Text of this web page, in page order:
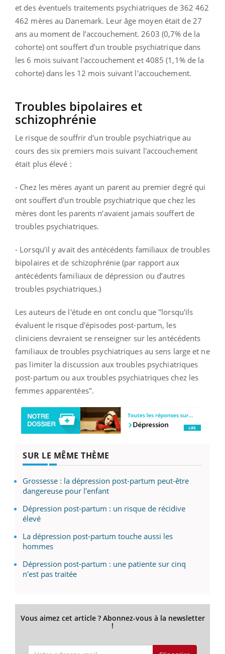
et des éventuels traitements psychiatriques de 362 462
462 mères au Danemark. Leur âge moyen était de 27
ans au moment de l’accouchement. 2603 (0,7% de la
cohorte) ont souffert d'un trouble psychiatrique dans
les 6 mois suivant l'accouchement et 4085 (1,1% de la
cohorte) dans les 12 mois suivant l'accouchement.
Troubles bipolaires et
schizophrénie
Le risque de souffrir d'un trouble psychiatrique au
cours des six premiers mois suivant l'accouchement
était plus élevé :
- Chez les mères ayant un parent au premier degré qui
ont souffert d'un trouble psychiatrique que chez les
mères dont les parents n’avaient jamais souffert de
troubles psychiatriques.
- Lorsqu’il y avait des antécédents familiaux de troubles
bipolaires et de schizophrénie (par rapport aux
antécédents familiaux de dépression ou d’autres
troubles psychiatriques.)
Les auteurs de l'étude en ont conclu que "lorsqu'ils
évaluent le risque d'épisodes post-partum, les
cliniciens devraient se renseigner sur les antécédents
familiaux de troubles psychiatriques au sens large et ne
pas limiter la discussion aux troubles psychiatriques
post-partum ou aux troubles psychiatriques chez les
femmes apparentées".
SUR LE MÊME THÈME
Grossesse : la dépression post-partum peut-être
dangereuse pour l'enfant
Dépression post-partum : un risque de récidive
élevé
La dépression post-partum touche aussi les
hommes
Dépression post-partum : une patiente sur cinq
n'est pas traitée
Vous aimez cet article ? Abonnez-vous à la newsletter
!